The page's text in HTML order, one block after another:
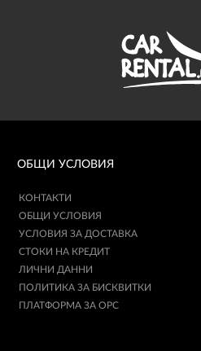
ОБЩИ УСЛОВИЯ
КОНТАКТИ
ОБЩИ УСЛОВИЯ
УСЛОВИЯ ЗА ДОСТАВКА
СТОКИ НА КРЕДИТ
ЛИЧНИ ДАННИ
ПОЛИТИКА ЗА БИСКВИТКИ
ПЛАТФОРМА ЗА ОРС